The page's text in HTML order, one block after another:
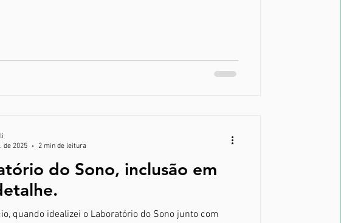
7 e 8 horas por n
do Sono, inclusão em
quando idealizei o Laboratório do Sono junto com
de 2025
2 min de leitura